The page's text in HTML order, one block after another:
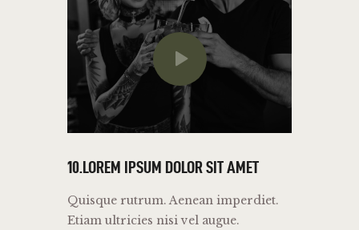
10.LOREM IPSUM DOLOR SIT AMET
Quisque rutrum. Aenean imperdiet.
Etiam ultricies nisi vel augue.